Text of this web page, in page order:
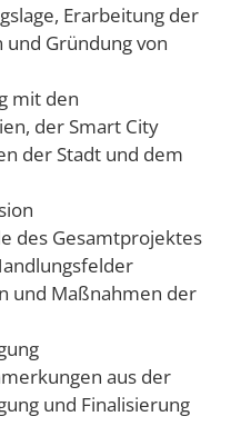
Erarbeitung der
Gründung von
mit den
der Smart City
der Stadt und dem
des Gesamtprojektes
und Maßnahmen der
aus der
und Finalisierung